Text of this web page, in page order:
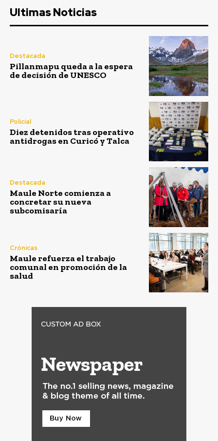
Ultimas Noticias
Destacada
Pillanmapu queda a la espera
de decisión de UNESCO
Policial
Diez detenidos tras operativo
antidrogas en Curicó y Talca
Destacada
Maule Norte comienza a
concretar su nueva
subcomisaría
Crónicas
Maule refuerza el trabajo
comunal en promoción de la
salud